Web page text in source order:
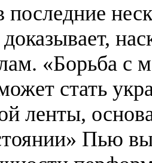
последние
«Борьба с
стать
ленты,
Пью